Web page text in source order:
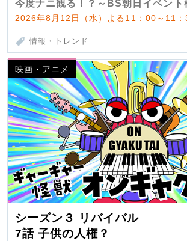
今度ナニ観る！？～BS朝日イベント
2026年8月12日（水）よる11：00～11：
情報・トレンド
映画・アニメ
シーズン３ リバイバル
7話 子供の人権？